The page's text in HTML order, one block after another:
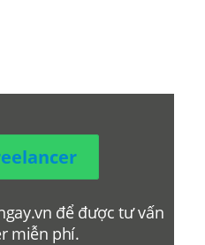
để được tư vấn
miễn phí.